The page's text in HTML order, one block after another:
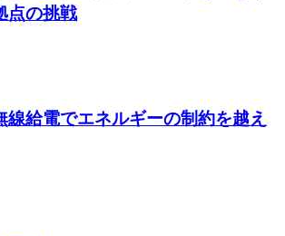
点の挑戦
線給電でエネルギーの制約を越え